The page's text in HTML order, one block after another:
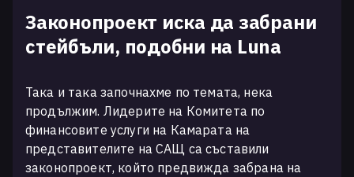
Законопроект иска да забрани
стейбъли, подобни на Luna
Така и така започнахме по темата, нека
продължим. Лидерите на Комитета по
финансовите услуги на Камарата на
представителите на САЩ са съставили
законопроект, който предвижда забрана на